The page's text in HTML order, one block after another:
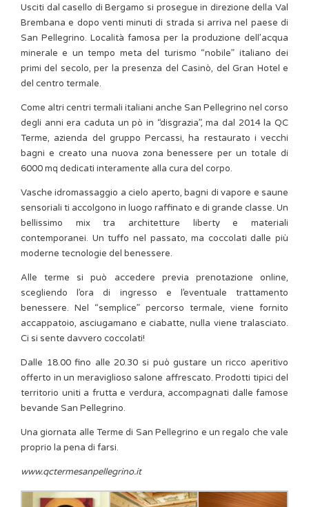
Usciti dal casello di Bergamo si prosegue in direzione della Val
Brembana e dopo venti minuti di strada si arriva nel paese di
San Pellegrino. Località famosa per la produzione dell’acqua
minerale e un tempo meta del turismo “nobile” italiano dei
primi del secolo, per la presenza del Casinò, del Gran Hotel e
del centro termale.
Come altri centri termali italiani anche San Pellegrino nel corso
degli anni era caduta un pò in “disgrazia”, ma dal 2014 la QC
Terme, azienda del gruppo Percassi, ha restaurato i vecchi
bagni e creato una nuova zona benessere per un totale di
6000 mq dedicati interamente alla cura del corpo.
Vasche idromassaggio a cielo aperto, bagni di vapore e saune
sensoriali ti accolgono in luogo raffinato e di grande classe. Un
bellissimo mix tra architetture liberty e materiali
contemporanei. Un tuffo nel passato, ma coccolati dalle più
moderne tecnologie del benessere.
Alle terme si può accedere previa prenotazione online,
scegliendo l’ora di ingresso e l’eventuale trattamento
benessere. Nel “semplice” percorso termale, viene fornito
accappatoio, asciugamano e ciabatte, nulla viene tralasciato.
Ci si sente davvero coccolati!
Dalle 18.00 fino alle 20.30 si può gustare un ricco aperitivo
offerto in un meraviglioso salone affrescato. Prodotti tipici del
territorio uniti a frutta e verdura, accompagnati dalle famose
bevande San Pellegrino.
Una giornata alle Terme di San Pellegrino e un regalo che vale
proprio la pena di farsi.
www.qctermesanpellegrino.it